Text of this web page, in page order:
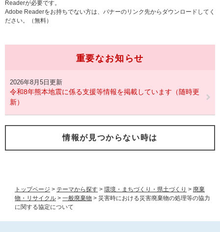
トップページ > テーマから探す > 環境・まちづくり・県土づくり > 廃棄
物・リサイクル > 一般廃棄物 > 災害時における災害廃棄物の処理等の協力
に関する協定について
Readerが必要です。
Adobe Readerをお持ちでない方は、バナーのリンク先からダウンロードしてく
ださい。（無料）
重要なお知らせ
2026年8月5日更新
令和8年熊本地震に係る支援等情報を掲載しています（随時更
新）
情報が見つからない時は